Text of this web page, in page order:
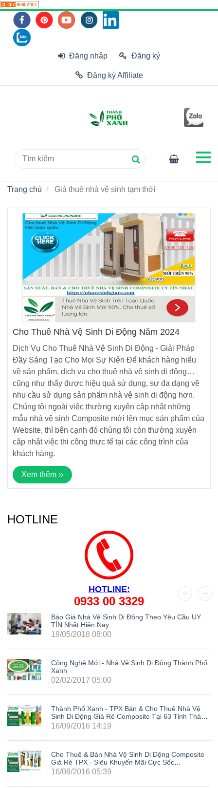
Đăng nhập Đăng ký
Đăng ký Affiliate
Trang chủ Giá thuê nhà vệ sinh tạm thời
Cho Thuê Nhà Vệ Sinh Di Động Năm 2024
Dịch Vụ Cho Thuê Nhà Vệ Sinh Di Động - Giải Pháp
Đầy Sáng Tạo Cho Mọi Sự Kiện Để khách hàng hiểu
về sản phẩm, dịch vụ cho thuê nhà vệ sinh di động…
cũng như thấy được hiệu quả sử dụng, sự đa dạng về
nhu cầu sử dụng sản phẩm nhà vệ sinh di động hơn.
Chúng tôi ngoài việc thường xuyên cập nhật những
mẫu nhà vệ sinh Composite mới lên mục sản phẩm của
Website, thì bên cạnh đó chúng tôi còn thường xuyên
cập nhật việc thi công thực tế tại các công trình của
khách hàng.
Xem thêm ››
HOTLINE
HOTLINE:
0933 00 3329
Báo Giá Nhà Vệ Sinh Di Động Theo Yêu Cầu UY
TÍN Nhất Hiện Nay
19/05/2018 08:00
Công Nghệ Mới - Nhà Vệ Sinh Di Động Thành Phố
Xanh
02/02/2017 05:00
Thành Phố Xanh - TPX Bán & Cho Thuê Nhà Vệ
Sinh Di Động Giá Rẻ Composite Tại 63 Tỉnh Thành
Trong Cả Nước: Hà Nội, Hải Phòng, Hồ Chí Minh,
- Vũng Tàu, Tây Ninh, Bình Phước, Lâm Đồng,
16/09/2016 14:19
Cho Thuê & Bán Nhà Vệ Sinh Di Động Composite
Giá Rẻ TPX - Siêu Khuyến Mãi Cực Sốc
LH0933003329
16/08/2016 05:39